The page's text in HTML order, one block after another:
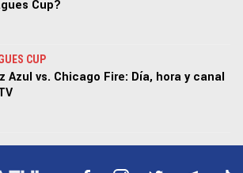
Cup?
CUP
Azul vs. Chicago Fire: Día, hora y canal